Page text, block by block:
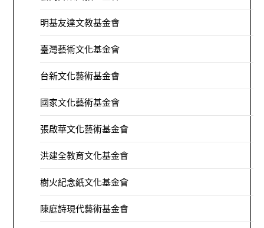
明基友達文教基金會
臺灣藝術文化基金會
台新文化藝術基金會
國家文化藝術基金會
張啟華文化藝術基金會
洪建全教育文化基金會
樹火紀念紙文化基金會
陳庭詩現代藝術基金會